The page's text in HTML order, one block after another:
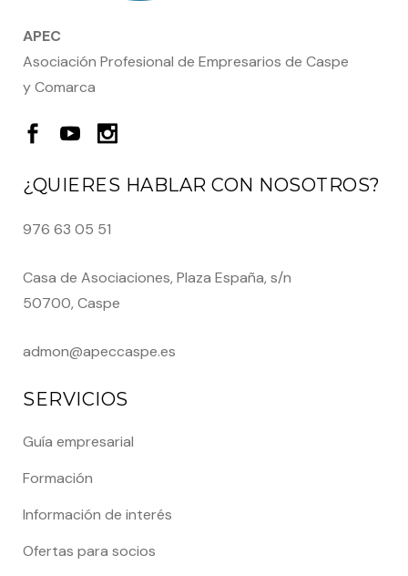
APEC
Asociación Profesional de Empresarios de Caspe
y Comarca
¿QUIERES HABLAR CON NOSOTROS?
976 63 05 51
Casa de Asociaciones, Plaza España, s/n
50700, Caspe
admon@apeccaspe.es
SERVICIOS
Guía empresarial
Formación
Información de interés
Ofertas para socios